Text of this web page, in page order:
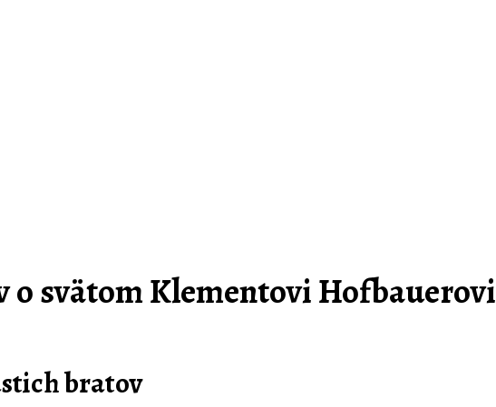
svätom Klementovi Hofbauerovi
bratov